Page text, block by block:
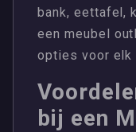
bank, eettafel,
een meubel
opties voor elk
bij een